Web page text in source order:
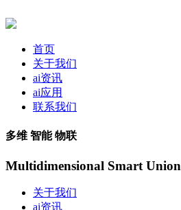
首页
关于我们
ai资讯
ai应用
联系我们
多维 智能 物联
Multidimensional Smart Union
关于我们
ai资讯